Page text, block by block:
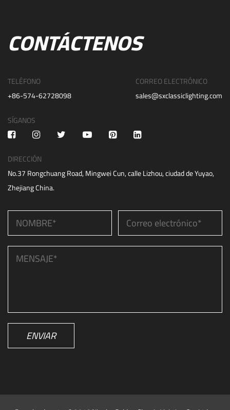
CONTÁCTENOS
TELÉFONO
+86-574-62728098
CORREO ELECTRÓNICO
sales@sxclassiclighting.com
SÍGANOS
DIRECCIÓN
No.37 Rongchuang Road, Mingwei Cun, calle Lizhou, ciudad de Yuyao,
Zhejiang China.
ENVIAR